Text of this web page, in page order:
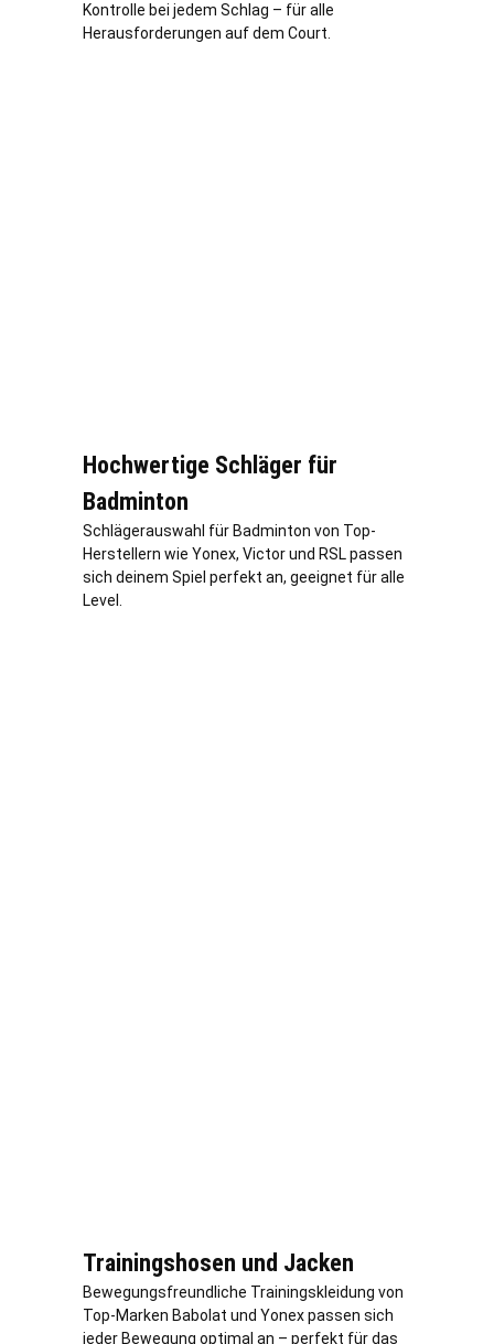
Kontrolle bei jedem Schlag – für alle
Herausforderungen auf dem Court.
Hochwertige Schläger für
Badminton
Schlägerauswahl für Badminton von Top-
Herstellern wie Yonex, Victor und RSL passen
sich deinem Spiel perfekt an, geeignet für alle
Level.
Trainingshosen und Jacken
Bewegungsfreundliche Trainingskleidung von
Top-Marken Babolat und Yonex passen sich
jeder Bewegung optimal an – perfekt für das